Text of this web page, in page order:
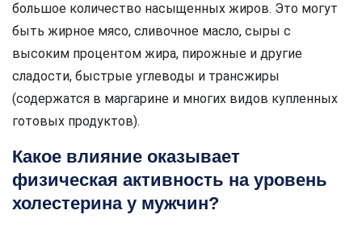
большое количество насыщенных жиров. Это могут
быть жирное мясо, сливочное масло, сыры с
высоким процентом жира, пирожные и другие
сладости, быстрые углеводы и трансжиры
(содержатся в маргарине и многих видов купленных
готовых продуктов).
Какое влияние оказывает
физическая активность на уровень
холестерина у мужчин?